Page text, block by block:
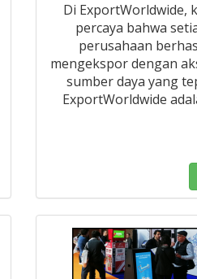
Di ExportWorldwide,
percaya bahwa
perusahaan
mengekspor dengan
sumber daya yang
ExportWorldwide